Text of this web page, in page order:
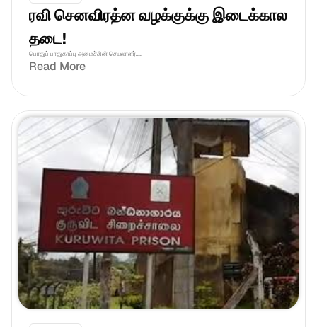
ரவி செனவிரத்ன வழக்குக்கு இடைக்கால
தடை!
பொதுப் பாதுகாப்பு அமைச்சின் செயலாளர்....
Read More